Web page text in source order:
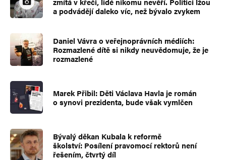
a podvádějí daleko víc, než bývalo zvykem
Daniel Vávra o veřejnoprávních médiích:
Rozmazlené dítě si nikdy neuvědomuje, že je
rozmazlené
Marek Přibil: Děti Václava Havla je román
o synovi prezidenta, bude však vymlčen
Bývalý děkan Kubala k reformě
školství: Posílení pravomocí rektorů není
řešením, čtvrtý díl